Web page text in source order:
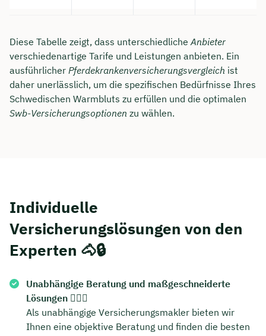
Diese Tabelle zeigt, dass unterschiedliche Anbieter
verschiedenartige Tarife und Leistungen anbieten. Ein
ausführlicher Pferdekrankenversicherungsvergleich ist
daher unerlässlich, um die spezifischen Bedürfnisse Ihres
Schwedischen Warmbluts zu erfüllen und die optimalen
Swb-Versicherungsoptionen zu wählen.
Individuelle
Versicherungslösungen von den
Experten 🐴🔒
Unabhängige Beratung und maßgeschneiderte
Lösungen 🕵️‍♂️🐴
Als unabhängige Versicherungsmakler bieten wir
Ihnen eine objektive Beratung und finden die besten
Jetzt persönliches
Beratungsgespräch mit Jonas
Ubben sichern 🤝
Wir beraten dich Montag bis Freitag von 8 bis